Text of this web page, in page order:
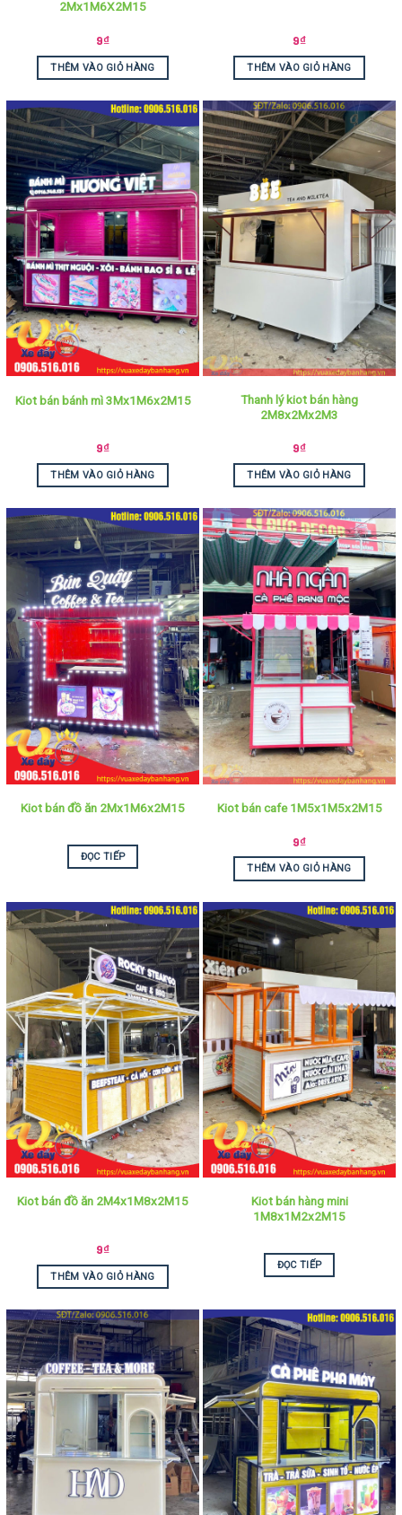
2Mx1M6X2M15
9₫
THÊM VÀO GIỎ HÀNG
9₫
THÊM VÀO GIỎ HÀNG
Kiot bán bánh mì 3Mx1M6x2M15
9₫
THÊM VÀO GIỎ HÀNG
Thanh lý kiot bán hàng
2M8x2Mx2M3
9₫
THÊM VÀO GIỎ HÀNG
Kiot bán đồ ăn 2Mx1M6x2M15
ĐỌC TIẾP
Kiot bán cafe 1M5x1M5x2M15
9₫
THÊM VÀO GIỎ HÀNG
Kiot bán đồ ăn 2M4x1M8x2M15
9₫
THÊM VÀO GIỎ HÀNG
Kiot bán hàng mini
1M8x1M2x2M15
ĐỌC TIẾP